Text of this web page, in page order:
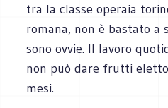
tra la classe operaia
romana, non è bastato a
sono ovvie. Il lavoro
non può dare frutti
mesi.